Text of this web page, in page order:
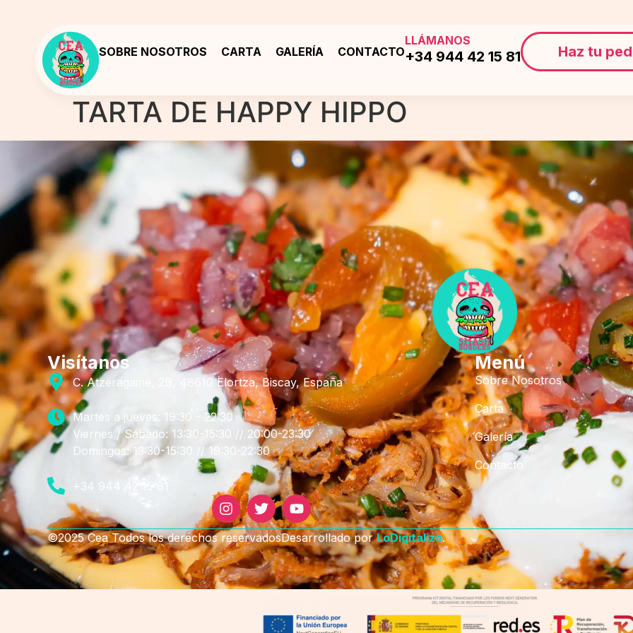
SOBRE NOSOTROS CARTA GALERÍA CONTACTO
LLÁMANOS
+34 944 42 15 81 Haz tu
TARTA DE HAPPY HIPPO
Visítanos
C. Atzeragaine, 2B, 48610 Elortza, Biscay, España
Martes a jueves: 19:30 - 22:30
Viernes / Sábado: 13:30-15:30 // 20:00-23:30
Domingos: 13:30-15:30 // 19:30-22:30
+34 944 42 15 81
Menú
Sobre Nosotros
Carta
Galería
Contacto
©2025 Cea Todos los derechos reservadosDesarrollado porLoDigitalizo.